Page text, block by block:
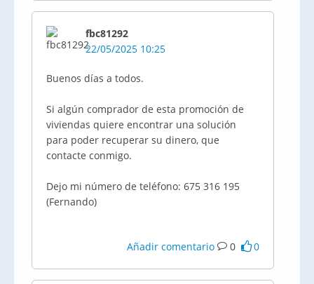
fbc81292
22/05/2025 10:25
Buenos días a todos.
Si algún comprador de esta promoción de
viviendas quiere encontrar una solución
para poder recuperar su dinero, que
contacte conmigo.
Dejo mi número de teléfono: 675 316 195
(Fernando)
Añadir comentario 0 0